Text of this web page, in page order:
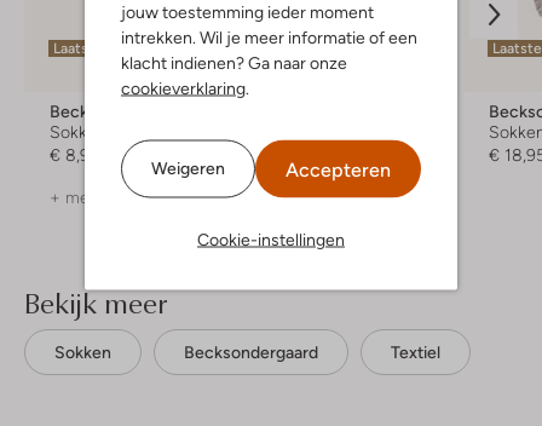
jouw toestemming ieder moment
intrekken. Wil je meer informatie of een
klacht indienen? Ga naar onze
cookieverklaring
Weigeren Accepteren
Cookie-instellingen
Laatste items
Becksondergaard
Sokken
€ 8,95
+ meer kleuren
Laatste maten
+ meer kleuren
€
Bekijk meer
Sokken Becksondergaard Textiel